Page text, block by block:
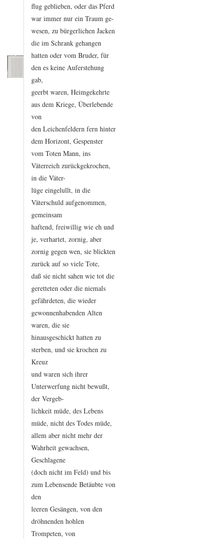
flug geblieben, oder das Pferd
war immer nur ein Traum ge-
wesen, zu bürgerlichen Jacken
die im Schrank gehangen
hatten oder vom Bruder, für
den es keine Auferstehung
gab,
geerbt waren, Heimgekehrte
aus dem Kriege, Überlebende
von
den Leichenfeldern fern hinter
dem Horizont, Gespenster
vom Toten Mann, ins
Väterreich zurückgekrochen,
in die Väter-
lüge eingelullt, in die
Väterschuld aufgenommen,
gemeinsam
haftend, freiwillig wie eh und
je, verhartet, zornig, aber
zornig gegen wen, sie blickten
zurück auf so viele Tote,
daß sie nicht sahen wie tot die
geretteten oder die niemals
gefährdeten, die wieder
gewonnenhabenden Alten
waren, die sie
hinausgeschickt hatten zu
sterben, und sie krochen zu
Kreuz
und waren sich ihrer
Unterwerfung nicht bewußt,
der Vergeb-
lichkeit müde, des Lebens
müde, nicht des Todes müde,
allem aber nicht mehr der
Wahrheit gewachsen,
Geschlagene
(doch nicht im Feld) und bis
zum Lebensende Betäubte von
den
leeren Gesängen, von den
dröhnenden hohlen
Trompeten, von